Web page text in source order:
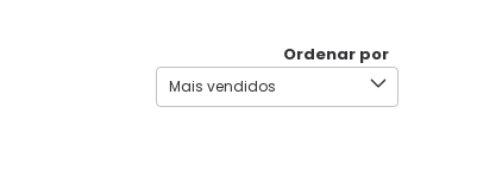
Ordenar por